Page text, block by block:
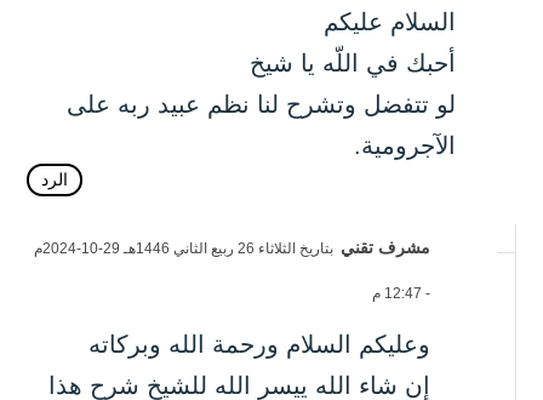
السلام عليكم
أحبك في اللّه يا شيخ
لو تتفضل وتشرح لنا نظم عبيد ربه على
الآجرومية.
الرد
مشرف تقني بتاريخ الثلاثاء 26 ربيع الثاني 1446هـ 29-10-2024م
- 12:47 م
وعليكم السلام ورحمة الله وبركاته
إن شاء الله ييسر الله للشيخ شرح هذا